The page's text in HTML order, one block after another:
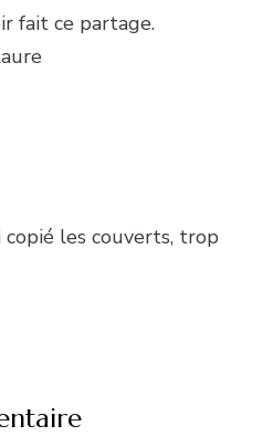
fait ce partage.
copié les couverts, trop